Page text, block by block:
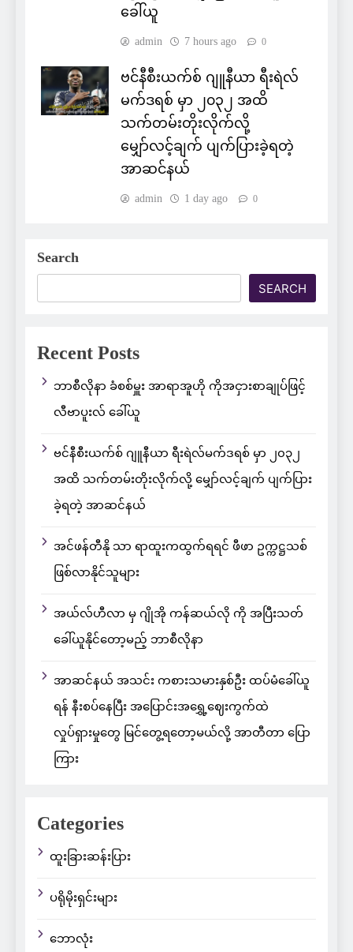
ခေါ်ယူ
admin 7 hours ago 0
ဗင်နီစီးယက်စ် ဂျူနီယာ ရီးရဲလ်
မက်ဒရစ် မှာ ၂၀၃၂ အထိ
သက်တမ်းတိုးလိုက်လို့
မျှော်လင့်ချက် ပျက်ပြားခဲ့ရတဲ့
အာဆင်နယ်
admin 1 day ago 0
Search
SEARCH
Recent Posts
ဘာစီလိုနာ ခံစစ်မှူး အာရာအူဟို ကိုအငှားစာချုပ်ဖြင့်
လီဗာပူးလ် ခေါ်ယူ
ဗင်နီစီးယက်စ် ဂျူနီယာ ရီးရဲလ်မက်ဒရစ် မှာ ၂၀၃၂
အထိ သက်တမ်းတိုးလိုက်လို့ မျှော်လင့်ချက် ပျက်ပြား
ခဲ့ရတဲ့ အာဆင်နယ်
အင်ဖန်တီနို သာ ရာထူးကထွက်ရရင် ဖီဖာ ဥက္ကဋ္ဌသစ်
ဖြစ်လာနိုင်သူများ
အယ်လ်ဟီလာ မှ ဂျိုအို ကန်ဆယ်လို ကို အပြီးသတ်
ခေါ်ယူနိုင်တော့မည့် ဘာစီလိုနာ
အာဆင်နယ် အသင်း ကစားသမားနှစ်ဦး ထပ်မံခေါ်ယူ
ရန် နီးစပ်နေပြီး အပြောင်းအရွှေ့ဈေးကွက်ထဲ
လှုပ်ရှားမှုတွေ မြင်တွေ့ရတော့မယ်လို့ အာတီတာ ပြော
ကြား
Categories
ထူးခြားဆန်းပြား
ပရိုမိုးရှင်းများ
ဘောလုံး